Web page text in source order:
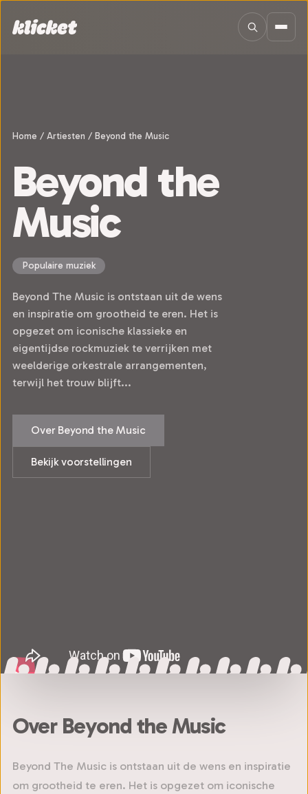
Home / Artiesten / Beyond the Music
Beyond the
Music
Populaire muziek
Beyond The Music is ontstaan uit de wens
en inspiratie om grootheid te eren. Het is
opgezet om iconische klassieke en
eigentijdse rockmuziek te verrijken met
weelderige orkestrale arrangementen,
terwijl het trouw blijft...
Over Beyond the Music
Bekijk voorstellingen
Over Beyond the Music
Beyond The Music is ontstaan uit de wens en inspiratie
om grootheid te eren. Het is opgezet om iconische